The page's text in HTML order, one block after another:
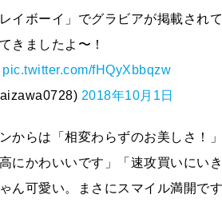
イボーイ」でグラビアが掲載され
きましたよ〜！
pic.twitter.com/fHQyXbbqzw
2018年10月1日
からは「相変わらずのお美しさ！
にかわいいです」「速攻買いにい
ん可愛い。まさにスマイル満開で